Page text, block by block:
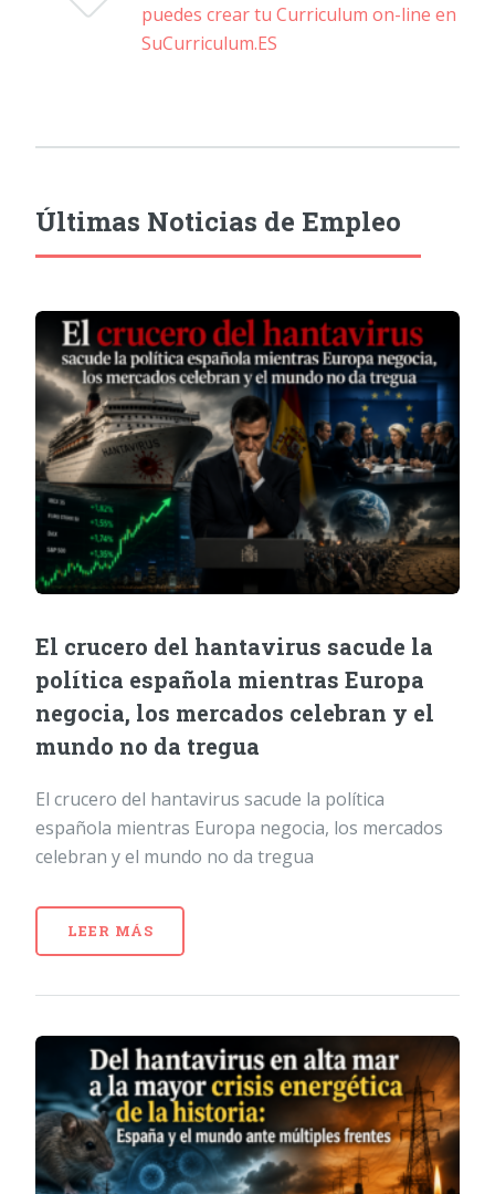
puedes crear tu Curriculum on-line en
SuCurriculum.ES
Últimas Noticias de Empleo
El crucero del hantavirus sacude la
política española mientras Europa
negocia, los mercados celebran y el
mundo no da tregua
El crucero del hantavirus sacude la política
española mientras Europa negocia, los mercados
celebran y el mundo no da tregua
LEER MÁS